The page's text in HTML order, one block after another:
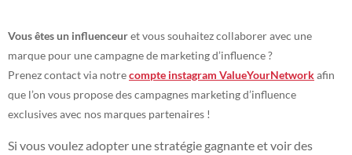
Vous êtes un influenceuret vous souhaitez collaborer avec une
marque pour une campagne de marketing d’influence ?
Prenez contact via notrecompte instagram ValueYourNetworkafin
que l’on vous propose des campagnes marketing d’influence
exclusives avec nos marques partenaires !
Si vous voulez adopter une stratégie gagnante et voir des